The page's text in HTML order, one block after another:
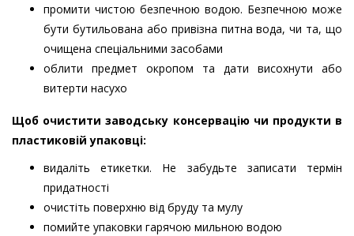
промити чистою безпечною водою. Безпечною може
бути бутильована або привізна питна вода, чи та, що
очищена спеціальними засобами
облити предмет окропом та дати висохнути або
витерти насухо
Щоб очистити заводську консервацію чи продукти в
пластиковій упаковці:
видаліть етикетки. Не забудьте записати термін
придатності
очистіть поверхню від бруду та мулу
помийте упаковки гарячою мильною водою